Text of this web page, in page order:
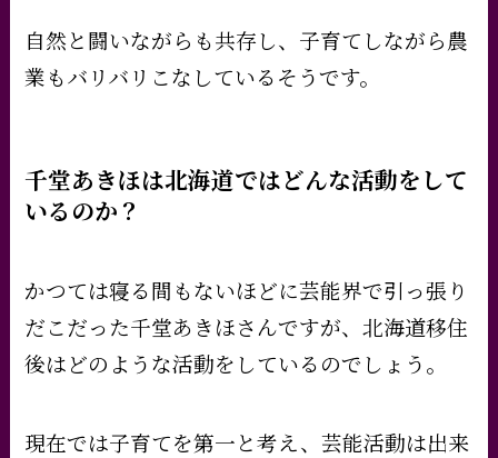
自然と闘いながらも共存し、子育てしながら農
業もバリバリこなしているそうです。
千堂あきほは北海道ではどんな活動をして
いるのか？
かつては寝る間もないほどに芸能界で引っ張り
だこだった千堂あきほさんですが、北海道移住
後はどのような活動をしているのでしょう。
現在では子育てを第一と考え、芸能活動は出来